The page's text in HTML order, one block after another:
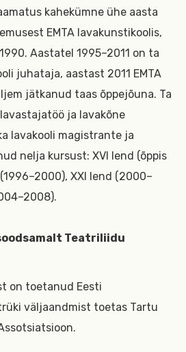
kahekümne ühe aasta
EMTA lavakunstikoolis,
Aastatel 1995–2011 on ta
juhataja, aastast 2011 EMTA
jätkanud taas õppejõuna. Ta
ja lavakõne
lavakooli magistrante ja
nelja kursust: XVI lend (õppis
XXI lend (2000–
Teatriliidu
on toetanud Eesti
väljaandmist toetas Tartu